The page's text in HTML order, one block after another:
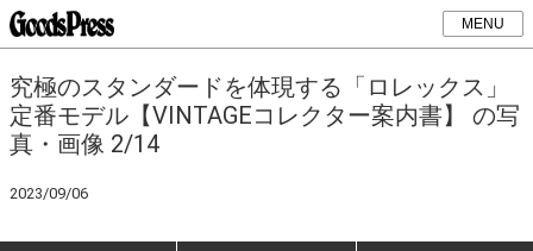
MENU
究極のスタンダードを体現する「ロレックス」
定番モデル【VINTAGEコレクター案内書】 の写
真・画像 2/14
2023/09/06